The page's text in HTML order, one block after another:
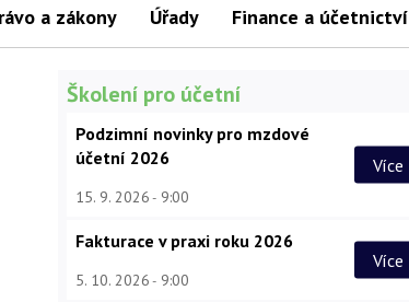
a zákony Úřady Finance a účetnictví
Školení pro účetní
Podzimní novinky pro mzdové
účetní 2026
15. 9. 2026 9:00
Více
Fakturace v praxi roku 2026
5. 10. 2026 9:00
Více